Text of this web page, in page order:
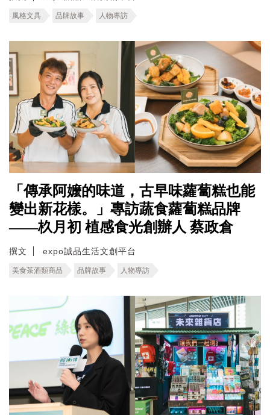
風格文具 品牌故事 人物專訪
「傳承阿嬤的味道，古早味蘿蔔糕也能
變出新花樣。」專訪蔬食蘿蔔糕品牌
——杦月初 植感食光創辦人 蔡政倉
撰文 expo誠品生活文創平台
美食茶酒類商品 品牌故事 人物專訪